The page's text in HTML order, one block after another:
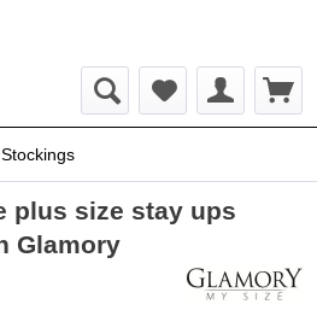
plus size stay ups
Glamory